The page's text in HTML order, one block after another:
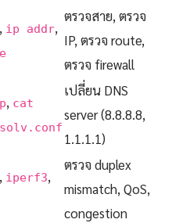
, ip addr,
ตรวจสาย, ตรวจ
IP, ตรวจ route,
ตรวจ firewall
, cat
เปลี่ยน DNS
server (8.8.8.8,
1.1.1.1)
, iperf3,
ตรวจ duplex
mismatch, QoS,
congestion